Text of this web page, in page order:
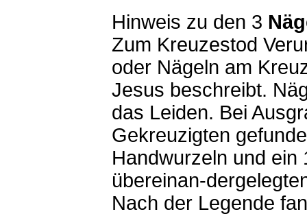
Hinweis zu den 3
Zum Kreuzestod
oder Nägeln am
Jesus beschreibt.
das Leiden. Bei
Gekreuzigten
Handwurzeln und ein
übereinan-
Nach der Legende